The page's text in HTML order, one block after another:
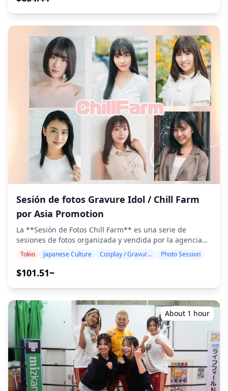
![]
(https://assets.hldycdn.com/experiences/
calidad. ・Templo Hozenji (10 min) Las calles más
pequeñas que salen de la carretera de Tokaido revelan
templos escondidos, antiguas casas cubiertas de
vegetación y un raro pozo de agua histórico aún intacto
entre las residencias. ・Templo Shotokuji (5 min) Visite el
templo Shotokuji en la calle Shinbaba, hermoso en otoño
con árboles de arce y una valla de pared de ladrillo
el santuario Ebara honra al dios dragón, con intrincadas
tallas, un festival de junio y flores de cerezo en
primavera. ・Santuario Shinagawa (50 min) Fundado en
1187, el santuario Shinagawa presenta el "fujizuka"
(mini-Monte Fuji) más alto de Japón, hecho de rocas de
Fuji, puertas torii rojas y una fuente que mejora la
fortuna. Cerca de allí, relájese en una cafetería de té en
una casa privada restaurada que ofrece dulces daifuku
de temporada y tés tostados. ◆Información adicional ・
No accesible en silla de ruedas ・Los viajeros deben
tendrá un máximo de 7 viajeros ![]
(https://assets.hldycdn.com/experiences/
![]
(https://assets.hldycdn.com/experiences/
![]
(https://assets.hldycdn.com/experiences/
(https://assets.hldycdn.com/experiences/
(https://assets.hldycdn.com/experiences/
relacionadas con el sauna que posee, incluyendo
“Profesional de Sauna & Spa” y “Neppa-shi (Maestra de
Olas de Calor) Grado B”. En esta experiencia, Amaki Jun
sirve como guía exclusiva en bikini y maestra de olas de
calor para tu grupo. Siente el poder y la calidez de su
Aufguss (ola de calor) de cerca, y disfruta de la mejor
experiencia “totono” (armonía mente-cuerpo). Después
de sudar en el sauna, disfruta de refrigerios ligeros
junto con Amaki Jun. Ya sea que quieras charlar sobre la
cultura del sauna o simplemente disfrutar de pasar
tiempo con ella, la elección es tuya. Un intérprete
dedicado te acompaña en todo momento, así que no hay
necesidad de preocuparse por la barrera del idioma.
Limitada a un máximo de 4 personas, esta experiencia
premium promete un tiempo inolvidable.
Sesión de fotos Gravure Idol / Chill Farm
por Asia Promotion
La **Sesión de Fotos Chill Farm** es una serie de
sesiones de fotos organizada y vendida por la agencia
de talentos **Asia Promotion**. Para los visitantes a
Japón que deseen disfrutar de forma segura de una
sesión de fotos con modelos japonesas, con una
**Holiday Travel ofrece soporte completo, desde la
asistencia en la reserva (verificación de disponibilidad)
hasta el acompañamiento de un intérprete el día del
evento**. **[Importante: El contenido varía según la
fecha]** El **elenco de artistas, los temas de vestuario,
los formatos de sesión fotográfica
(individual/grupal/sesión, etc.), los horarios, los
requisitos de participación y los precios** de Chill Farm
cambian con cada fecha del evento. Esta página
proporciona una descripción general de la serie. Los
Tokio Japanese Culture Cosplay / Gravure / Portrait Photo Session
$101.51~
About 1 hour